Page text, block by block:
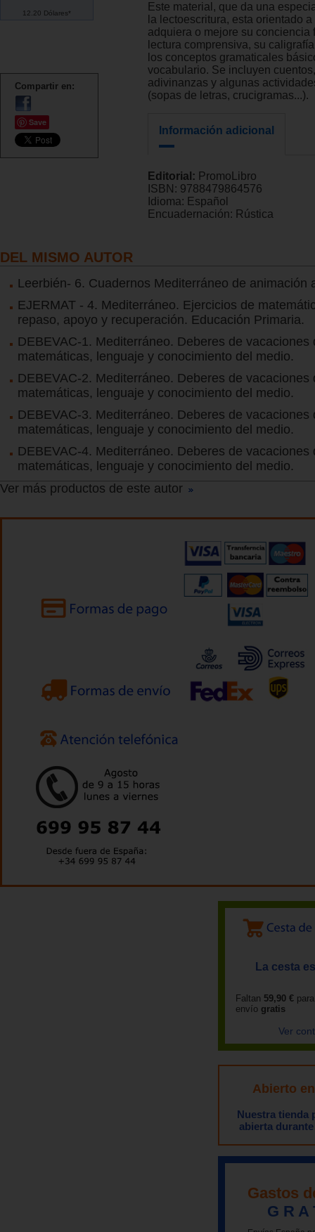
12.20 Dólares*
Compartir en:
Save
Este material, que da una
la lectoescritura, esta orientado
adquiera o mejore su conciencia
lectura comprensiva, su
los conceptos gramaticales
vocabulario. Se incluyen
adivinanzas y algunas
(sopas de letras, crucigramas...).
Información adicional
Editorial: PromoLibro
ISBN: 9788479864576
Idioma: Español
Encuadernación: Rústica
DEL MISMO AUTOR
Leerbién- 6. Cuadernos Mediterráneo de animación
EJERMAT - 4. Mediterráneo. Ejercicios de
repaso, apoyo y recuperación. Educación Primaria.
DEBEVAC-1. Mediterráneo. Deberes de vacaciones
matemáticas, lenguaje y conocimiento del medio.
DEBEVAC-2. Mediterráneo. Deberes de vacaciones
matemáticas, lenguaje y conocimiento del medio.
DEBEVAC-3. Mediterráneo. Deberes de vacaciones
matemáticas, lenguaje y conocimiento del medio.
DEBEVAC-4. Mediterráneo. Deberes de vacaciones
matemáticas, lenguaje y conocimiento del medio.
Ver más productos de este autor
La cesta
Faltan 59,90 €
envío gratis
Ver
Abierto
Nuestra tienda
abierta
Gastos
G R A